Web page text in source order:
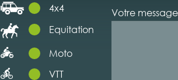
4x4
Equitation
Moto
VTT
Votre